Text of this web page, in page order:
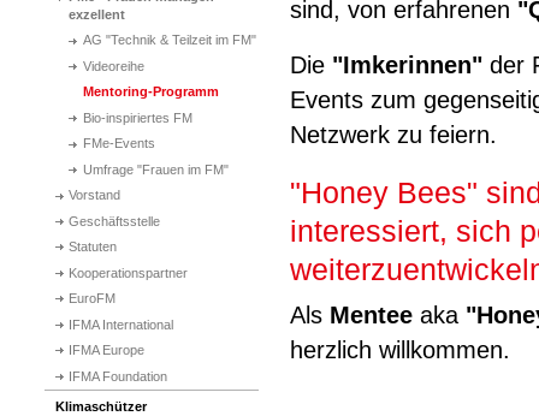
exzellent
AG "Technik & Teilzeit im FM"
Videoreihe
Mentoring-Programm
Bio-inspiriertes FM
FMe-Events
Umfrage "Frauen im FM"
Vorstand
Geschäftsstelle
Statuten
Kooperationspartner
EuroFM
IFMA International
IFMA Europe
IFMA Foundation
Klimaschützer
sind, von erfahrenen
Die "Imkerinnen" der
Events zum
Netzwerk zu feiern.
"Honey Bees"
interessiert, sich
Als Mentee aka
herzlich willkommen.